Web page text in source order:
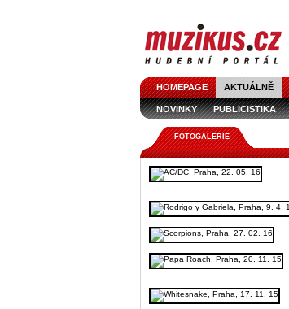
HOMEPAGE AKTUÁLNĚ
NOVINKY PUBLICISTIKA
FOTOGALERIE